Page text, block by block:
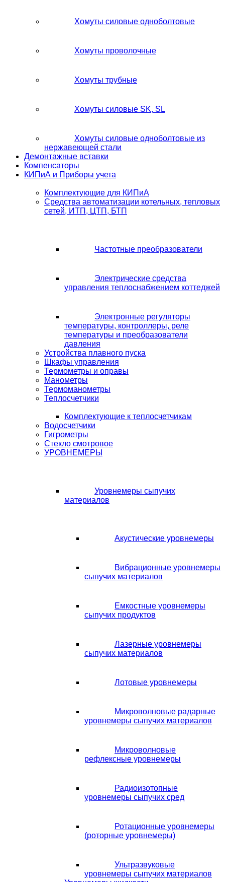
Хомуты силовые одноболтовые
Хомуты проволочные
Хомуты трубные
Хомуты силовые SK, SL
Хомуты силовые одноболтовые из
нержавеющей стали
Демонтажные вставки
Компенсаторы
КИПиА и Приборы учета
Комплектующие для КИПиА
Средства автоматизации котельных, тепловых
сетей, ИТП, ЦТП, БТП
Частотные преобразователи
Электрические средства
управления теплоснабжением коттеджей
Электронные регуляторы
температуры, контроллеры, реле
температуры и преобразователи
давления
Устройства плавного пуска
Шкафы управления
Термометры и оправы
Манометры
Термоманометры
Теплосчетчики
Комплектующие к теплосчетчикам
Водосчетчики
Гигрометры
Стекло смотровое
УРОВНЕМЕРЫ
Уровнемеры сыпучих
материалов
Акустические уровнемеры
Вибрационные уровнемеры
сыпучих материалов
Емкостные уровнемеры
сыпучих продуктов
Лазерные уровнемеры
сыпучих материалов
Лотовые уровнемеры
Микроволновые радарные
уровнемеры сыпучих материалов
Микроволновые
рефлексные уровнемеры
Радиоизотопные
уровнемеры сыпучих сред
Ротационные уровнемеры
(роторные уровнемеры)
Ультразвуковые
уровнемеры сыпучих материалов